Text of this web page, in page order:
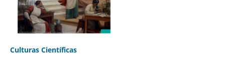
Culturas Científicas